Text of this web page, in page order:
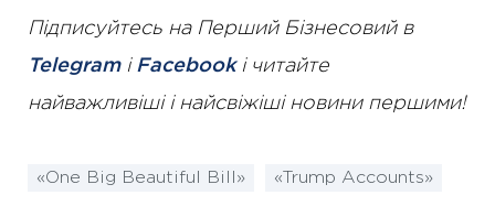
Підписуйтесь на Перший Бізнесовий в
Telegramі Facebookі читайте
найважливіші і найсвіжіші новини першими!
«One Big Beautiful Bill» «Trump Accounts»